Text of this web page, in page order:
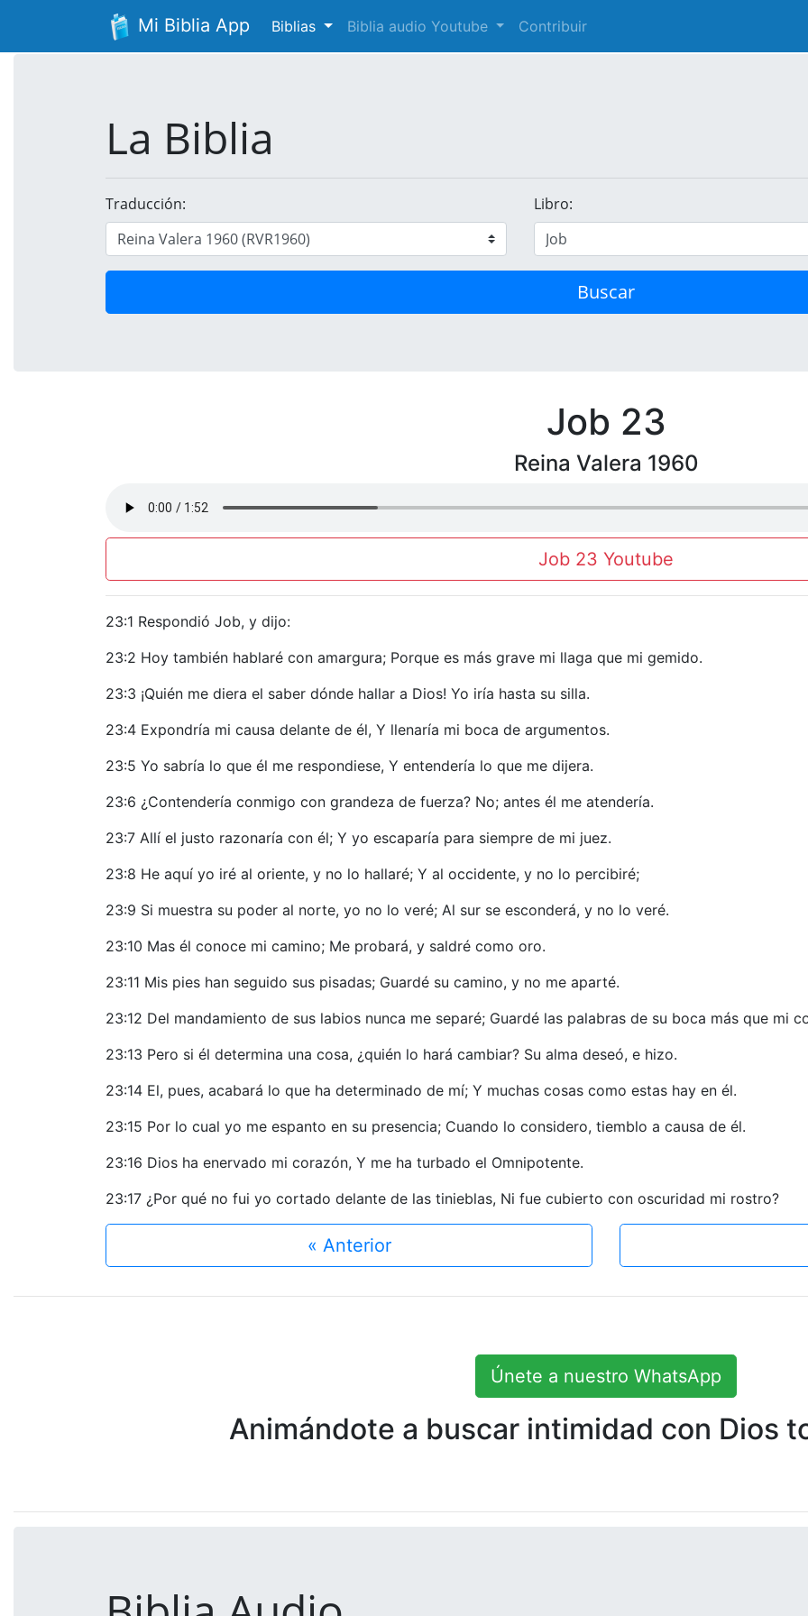
Mi Biblia App Biblias Biblia audio Youtube Contribuir
La Biblia
Traducción: Libro:
Buscar
Job 23
Reina Valera 1960
Job 23 Youtube
23:1 Respondió Job, y dijo:
23:2 Hoy también hablaré con amargura; Porque es más grave mi llaga que mi gemido.
23:3 ¡Quién me diera el saber dónde hallar a Dios! Yo iría hasta su silla.
23:4 Expondría mi causa delante de él, Y llenaría mi boca de argumentos.
23:5 Yo sabría lo que él me respondiese, Y entendería lo que me dijera.
23:6 ¿Contendería conmigo con grandeza de fuerza? No; antes él me atendería.
23:7 Allí el justo razonaría con él; Y yo escaparía para siempre de mi juez.
23:8 He aquí yo iré al oriente, y no lo hallaré; Y al occidente, y no lo percibiré;
23:9 Si muestra su poder al norte, yo no lo veré; Al sur se esconderá, y no lo veré.
23:10 Mas él conoce mi camino; Me probará, y saldré como oro.
23:11 Mis pies han seguido sus pisadas; Guardé su camino, y no me aparté.
23:12 Del mandamiento de sus labios nunca me separé; Guardé las palabras de su boca más que mi
23:13 Pero si él determina una cosa, ¿quién lo hará cambiar? Su alma deseó, e hizo.
23:14 El, pues, acabará lo que ha determinado de mí; Y muchas cosas como estas hay en él.
23:15 Por lo cual yo me espanto en su presencia; Cuando lo considero, tiemblo a causa de él.
23:16 Dios ha enervado mi corazón, Y me ha turbado el Omnipotente.
23:17 ¿Por qué no fui yo cortado delante de las tinieblas, Ni fue cubierto con oscuridad mi rostro?
« Anterior
Únete a nuestro WhatsApp
Animándote a buscar intimidad con Dios